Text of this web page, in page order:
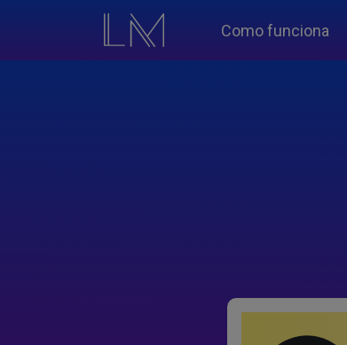
Como funciona